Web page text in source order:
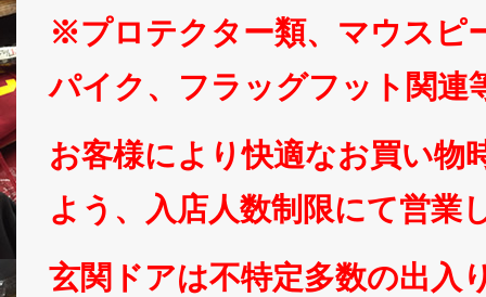
※プロテクター類、マウスピ
パイク、フラッグフット関連
お客様により快適なお買い物
よう、入店人数制限にて営業
玄関ドアは不特定多数の出入